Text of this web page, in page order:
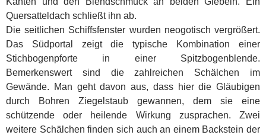
Quersatteldach schließt ihn ab.
Die seitlichen Schiffsfenster wurden neogotisch vergrößert.
Das Südportal zeigt die typische Kombination einer
Stichbogenpforte in einer Spitzbogenblende.
Bemerkenswert sind die zahlreichen Schälchen im
Gewände. Man geht davon aus, dass hier die Gläubigen
durch Bohren Ziegelstaub gewannen, dem sie eine
schützende oder heilende Wirkung zusprachen. Zwei
weitere Schälchen finden sich auch an einem Backstein der